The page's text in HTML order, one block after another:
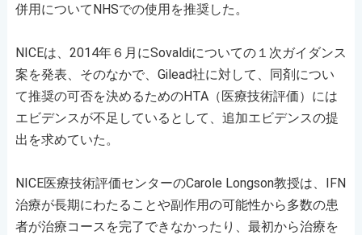
併用についてNHSでの使用を推奨した。
NICEは、2014年６月にSovaldiについての１次ガイダンス
案を発表、そのなかで、Gilead社に対して、同剤につい
て推奨の可否を決めるためのHTA（医療技術評価）には
エビデンスが不足しているとして、追加エビデンスの提
出を求めていた。
NICE医療技術評価センターのCarole Longson教授は、IFN
治療が長期にわたることや副作用の可能性から多数の患
者が治療コースを完了できなかったり、最初から治療を